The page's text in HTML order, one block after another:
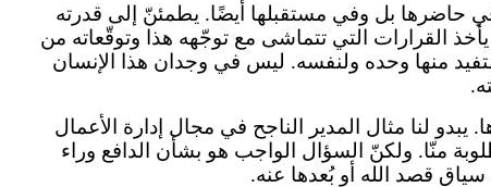
حاضرها بل وفي مستقبلها أيضًا. يطمئنّ إلى قدرته
القرارات التي تتماشى مع توجّهه هذا وتوقّعاته من
منها وحده ولنفسه. ليس في وجدان هذا الإنسان
لنا مثال المدير الناجح في مجال إدارة الأعمال
منّا. ولكنّ السؤال الواجب هو بشأن الدافع وراء
سياق قصد الله أو بُعدها عنه.